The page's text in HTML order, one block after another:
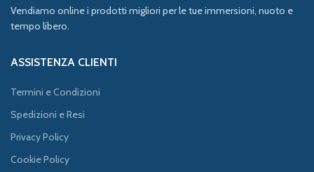
Vendiamo online i prodotti migliori per le tue immersioni, nuoto e
tempo libero.
ASSISTENZA CLIENTI
Termini e Condizioni
Spedizioni e Resi
Privacy Policy
Cookie Policy